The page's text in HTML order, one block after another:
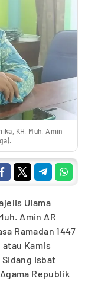
KH. Muh. Amin
Ulama
Amin AR
Ramadan 1447
Kamis
Isbat
Republik